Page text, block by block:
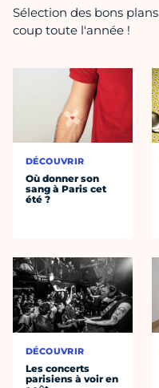
Sélection des bons
coup toute l'année !
DÉCOUVRIR
Où donner son
sang à Paris cet
été ?
DÉCOUVRIR
Les concerts
parisiens à voir en